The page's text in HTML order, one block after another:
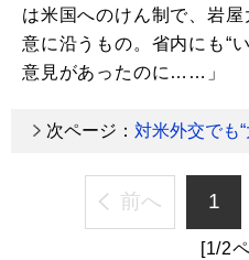
は米国へのけん制で、岩
意に沿うもの。省内にも“
意見があったのに……」
次ページ： 対米外交でも“
前へ 1
[1/2